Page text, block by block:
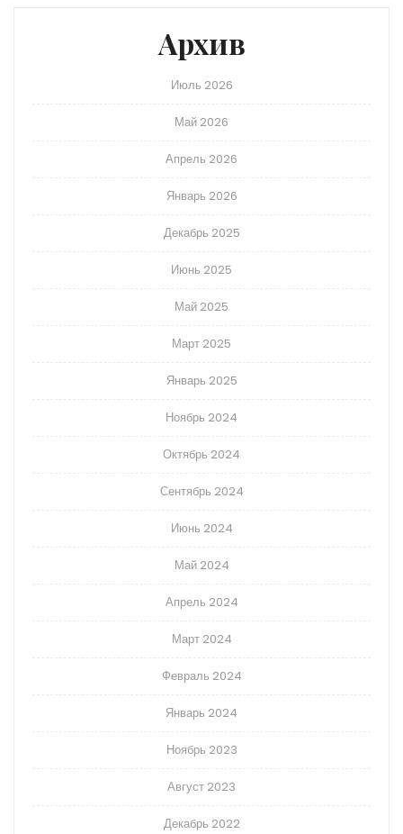
Архив
Июль 2026
Май 2026
Апрель 2026
Январь 2026
Декабрь 2025
Июнь 2025
Май 2025
Март 2025
Январь 2025
Ноябрь 2024
Октябрь 2024
Сентябрь 2024
Июнь 2024
Май 2024
Апрель 2024
Март 2024
Февраль 2024
Январь 2024
Ноябрь 2023
Август 2023
Декабрь 2022